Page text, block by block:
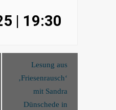
| 19:30
Lesung aus
‚Friesenrausch‘
mit Sandra
Dünschede in